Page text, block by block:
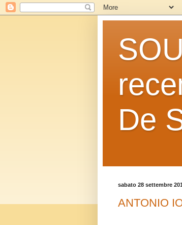
De
sabato 28 settembre
ANTONIO